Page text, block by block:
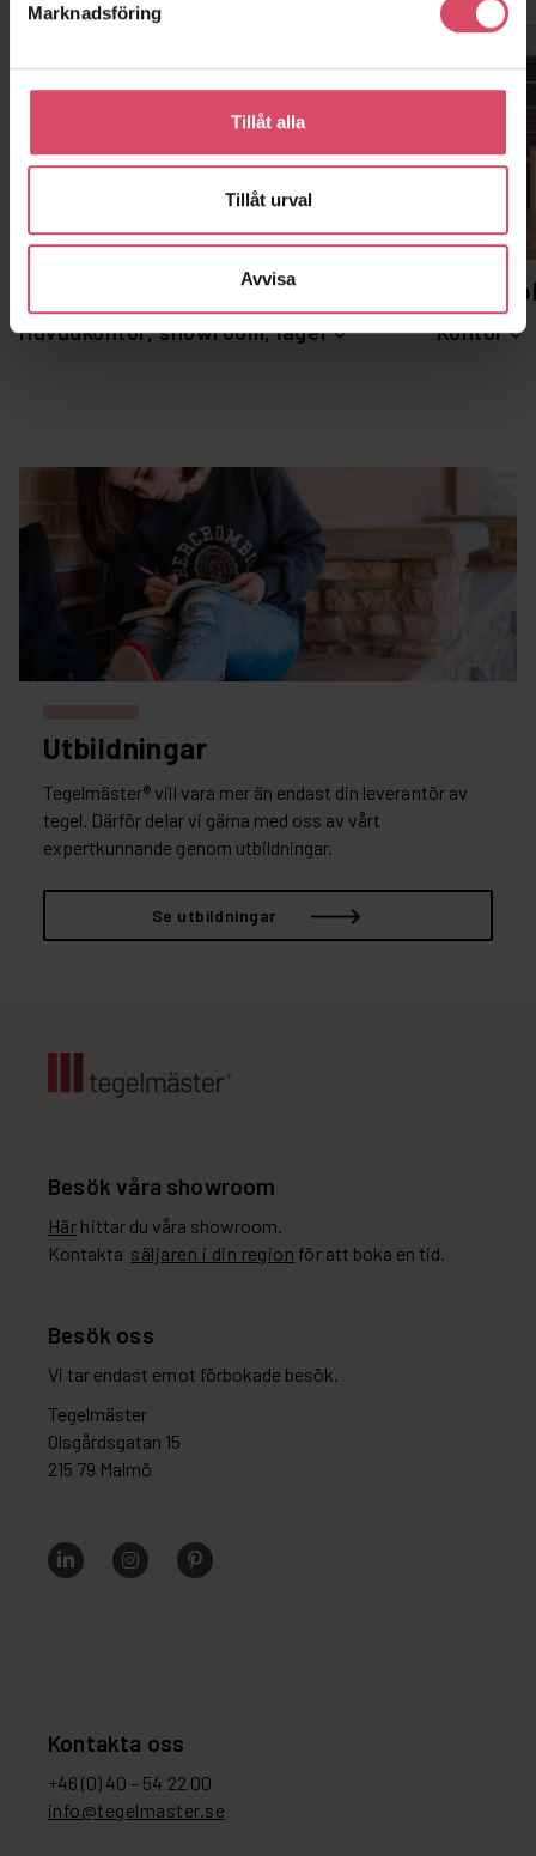
Marknadsföring
Tillåt alla
Tillåt urval
Avvisa
Huvudkontor, showroom, lager Kontor
Utbildningar
Tegelmäster® vill vara mer än endast din leverantör av
tegel. Därför delar vi gärna med oss av vårt
expertkunnande genom utbildningar.
Se utbildningar
Kontakta oss
+46 (0) 40 – 54 22 00
info@tegelmaster.se
Besök våra showroom
Här hittar du våra showroom.
Kontakta säljaren i din region för att boka en tid.
Besök oss
Vi tar endast emot förbokade besök.
Tegelmäster
Olsgårdsgatan 15
215 79 Malmö